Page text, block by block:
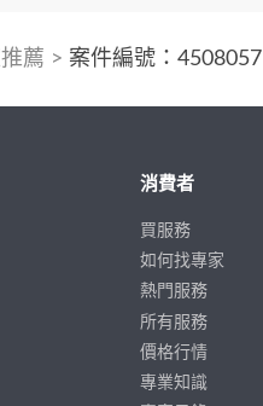
薦 > 案件編號：4508057
消費者
買服務
如何找專家
熱門服務
所有服務
價格行情
專業知識